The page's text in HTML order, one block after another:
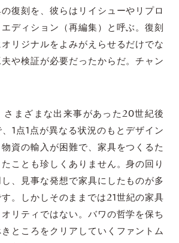
復刻を、彼らはリイシューやリプロ
ディション（再編集）と呼ぶ。復刻
リジナルをよみがえらせるだけでな
夫や検証が必要だったからだ。チャン
さまざまな出来事があった20世紀後
1点1点が異なる状況のもとデザイン
資の輸入が困難で、家具をつくるた
ことも珍しくありません。身の回り
、見事な発想で家具にしたものが多
。しかしそのままでは21世紀の家具
リティではない。バワの哲学を保ち
ところをクリアしていくファントム